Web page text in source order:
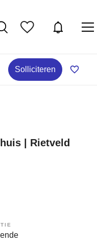
Solliciteren
| Rietveld